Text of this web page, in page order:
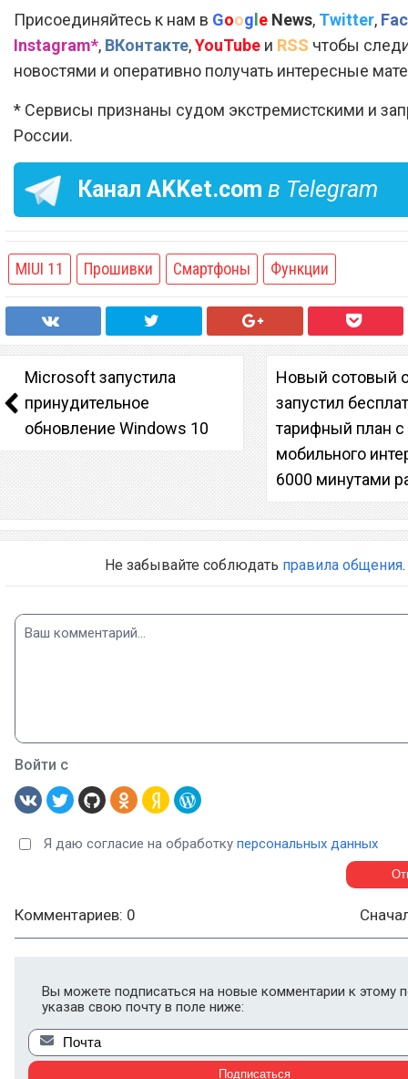
Присоединяйтесь к нам в Google News, Twitter,
Instagram*, ВКонтакте,YouTube и RSS чтобы
новостями и оперативно получать интересные
* Сервисы признаны судом экстремистскими и
России.
Канал AKKet.com в Telegram
MIUI 11 Прошивки Смартфоны Функции
Microsoft запустила
принудительное
обновление Windows 10
Новый сотовый
запустил
тарифный план с
мобильного
6000 минутами
Не забывайте соблюдать правила общения.
Войти с
Я даю согласие на обработку персональных данных
Комментариев: 0
Вы можете подписаться на новые комментарии к этому
указав свою почту в поле ниже: